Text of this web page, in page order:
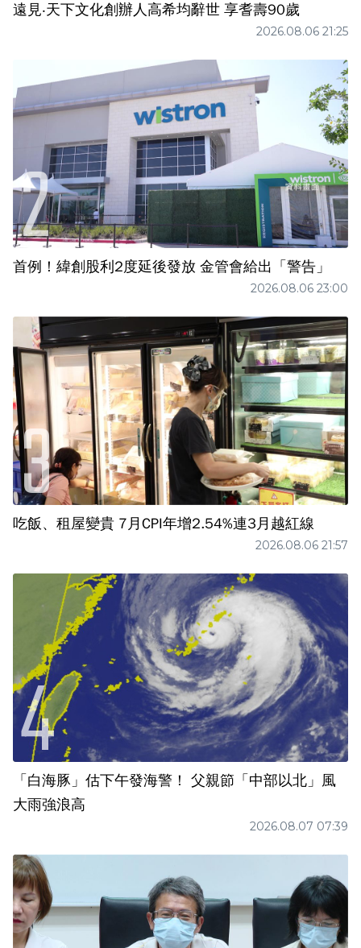
遠見‧天下文化創辦人高希均辭世 享耆壽90歲
2026.08.06 21:25
首例！緯創股利2度延後發放 金管會給出「警告」
2026.08.06 23:00
吃飯、租屋變貴 7月CPI年增2.54%連3月越紅線
2026.08.06 21:57
「白海豚」估下午發海警！ 父親節「中部以北」風
大雨強浪高
2026.08.07 07:39